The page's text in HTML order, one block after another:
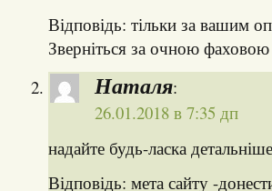
Відповідь: тільки за вашим
Зверніться за очною
Наталя:
26.01.2018 в 7:35 дп
надайте будь-ласка
Відповідь: мета сайту -